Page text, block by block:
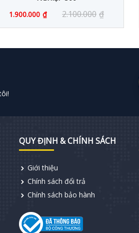
1.900.000 ₫ 2.100.000 ₫
QUY ĐỊNH & CHÍNH SÁCH
Giới thiệu
Chính sách đổi trả
Chính sách bảo hành